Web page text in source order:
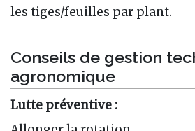
les tiges/feuilles par plant.
Conseils de gestion
agronomique
Lutte préventive :